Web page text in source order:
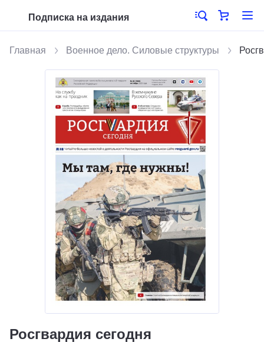
Подписка на издания
Главная Военное дело. Силовые структуры
Росгвардия сегодня